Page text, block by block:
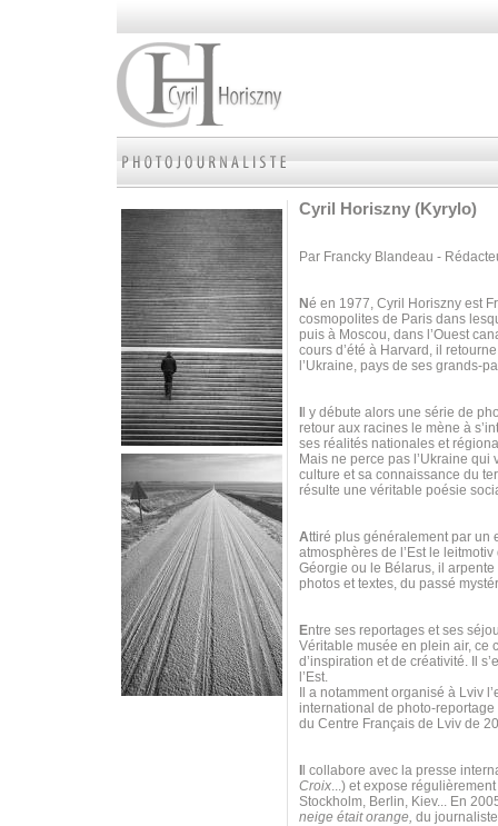
Cyril Horiszny (Kyrylo)
Par Francky Blandeau -
Né en 1977, Cyril Horiszny est
cosmopolites de Paris dans
puis à Moscou, dans l’Ouest
cours d’été à Harvard, il
l’Ukraine, pays de ses grands-
l y débute alors une série de
retour aux racines le mène à
ses réalités nationales et
Mais ne perce pas l’Ukraine
culture et sa connaissance du
résulte une véritable poésie
Attiré plus généralement par un
atmosphères de l’Est le
Géorgie ou le Bélarus, il
photos et textes, du passé
Entre ses reportages et ses
Véritable musée en plein air, ce
d’inspiration et de créativité. Il
l’Est.
Il a notamment organisé à Lviv
international de photo-
du Centre Français de Lviv de
l collabore avec la presse
Croix...) et expose
Stockholm, Berlin, Kiev... En
neige était orange, du